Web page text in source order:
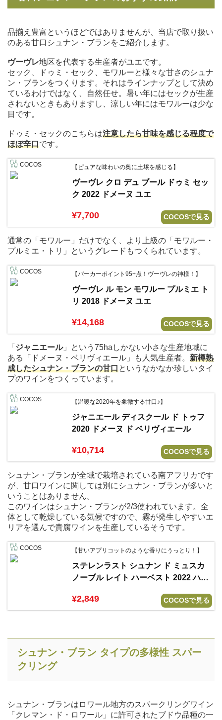
品揃え豊富というほどではありませんが、当店で取り扱い
のある甘口シュナン・ブランをご紹介します。
ヴーヴレ地区を代表する生産者がユエです。
セック、ドゥミ・セック、モワルーと様々な甘さのシュナ
ン・ブランをつくります。それはラインナップとして決め
ているわけではなく、自然任せ。暑い年にはセックが生産
されないときもありますし、涼しい年にはモワルーは少な
目です。
ドゥミ・セックのこちらは注意したら甘味を感じる程度で
ほぼ辛口です。
COCOS 【ピュアな味わいの奥に土壌を感じる】
ヴーヴレ クロ デュ ブール ドゥミ セッ
ク 2022 ドメーヌ ユエ
¥7,700 COCOSで見る
通常の「モワルー」だけでなく、より上級の「モワルー・
プルミエ・トリ」というグレードもつくられています。
COCOS 【パーカーポイント95+点！ヴーヴレの神様！】
ヴーヴレ ル モン モワルー プルミエ ト
リ 2018 ドメーヌ ユエ
¥14,168 COCOSで見る
「 ジャニエール」という75haしかない小さな生産地域に
ある「ドメーヌ・ベリヴィエール」も人気生産者。 新樽熟
成したシュナン・ブランの甘口というなかなか珍しいタイ
プのワインをつくっています。
COCOS 【温暖な2020年を象徴する甘口♪】
ジャニエール ディスクール ド トゥフ
2020 ドメーヌ ド ベリヴィエール
¥10,714 COCOSで見る
シュナン・ブランが全域で栽培されている南アフリカです
が、甘口ワインに関しては別にシュナン・ブランが多いと
いうことはありません。
このワインはシュナン・ブランが2/3使われています。全
体として乾燥している気候ですので、霧が発生しやすいエ
リアを選んで貴腐ワインを生産しているそうです。
COCOS 【甘いアプリコットのような香りにうっとり！】
ステレンラスト シュナン ド ミュスカ
ノーブル レイト ハーベスト 2022 ハー
¥2,849 COCOSで見る
シュナン・ブラン タイプの多様性 スパー
クリング
シュナン・ブランはロワール地方のスパークリングワイン
「クレマン・ド・ロワール」に許可されたブドウ品種の一